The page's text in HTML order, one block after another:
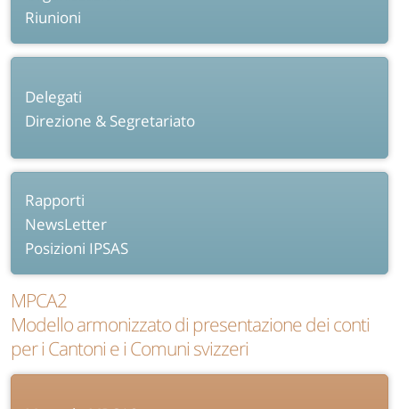
Riunioni
Delegati
Direzione & Segretariato
Rapporti
NewsLetter
Posizioni IPSAS
MPCA2
Modello armonizzato di presentazione dei conti
per i Cantoni e i Comuni svizzeri